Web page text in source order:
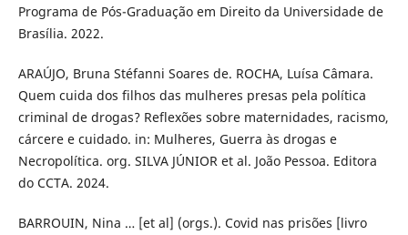
Programa de Pós-Graduação em Direito da Universidade de
Brasília. 2022.
ARAÚJO, Bruna Stéfanni Soares de. ROCHA, Luísa Câmara.
Quem cuida dos filhos das mulheres presas pela política
criminal de drogas? Reflexões sobre maternidades, racismo,
cárcere e cuidado. in: Mulheres, Guerra às drogas e
Necropolítica. org. SILVA JÚNIOR et al. João Pessoa. Editora
do CCTA. 2024.
BARROUIN, Nina … [et al] (orgs.). Covid nas prisões [livro